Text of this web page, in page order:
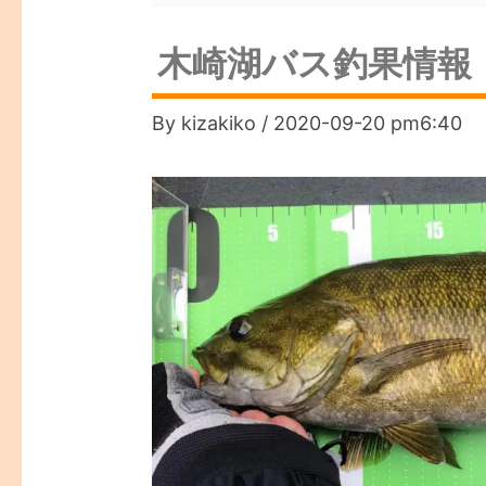
木崎湖バス釣果情
By kizakiko / 2020-09-20 pm6:40